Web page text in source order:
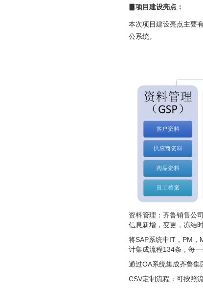
▊项目建设亮点：
本次项目建设亮点主要
公系统。
资料管理：齐鲁销售公
信息新增，变更，冻结
将SAP系统中IT，PM，
计集成流程134条，每一
通过OA系统集成齐鲁集
CSV定制流程：可按照